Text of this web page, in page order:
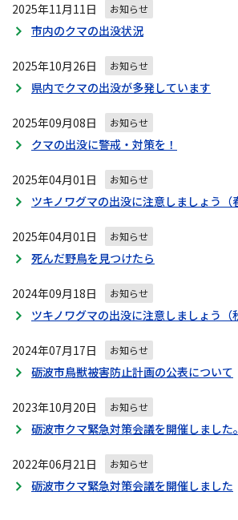
2025年11月11日 お知らせ
市内のクマの出没状況
2025年10月26日 お知らせ
県内でクマの出没が多発しています
2025年09月08日 お知らせ
クマの出没に警戒・対策を！
2025年04月01日 お知らせ
ツキノワグマの出没に注意しましょう（
2025年04月01日 お知らせ
死んだ野鳥を見つけたら
2024年09月18日 お知らせ
ツキノワグマの出没に注意しましょう（
2024年07月17日 お知らせ
砺波市鳥獣被害防止計画の公表について
2023年10月20日 お知らせ
砺波市クマ緊急対策会議を開催しました。
2022年06月21日 お知らせ
砺波市クマ緊急対策会議を開催しました